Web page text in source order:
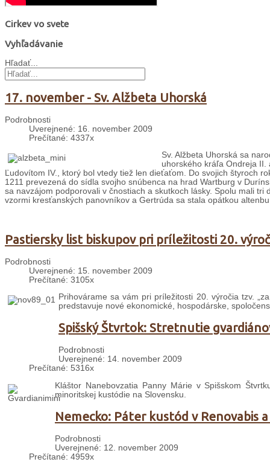
Cirkev vo svete
Vyhľadávanie
Hľadať...
17. november - Sv. Alžbeta Uhorská
Podrobnosti
Uverejnené: 16. november 2009
Prečítané: 4337x
Sv. Alžbeta Uhorská sa
uhorského kráľa Ondreja II.
Ľudovítom IV., ktorý bol vtedy tiež len dieťaťom. Do svojich štyroch
1211 prevezená do sídla svojho snúbenca na hrad Wartburg v
sa navzájom podporovali v čnostiach a skutkoch lásky. Spolu mali
vzormi kresťanských panovníkov a Gertrúda sa stala opátkou
Pastiersky list biskupov pri príležitosti 20.
Podrobnosti
Uverejnené: 15. november 2009
Prečítané: 3105x
Prihovárame sa vám pri príležitosti 20. výročia tzv.
predstavuje nové ekonomické, hospodárske,
Spišský Štvrtok: Stretnutie
Podrobnosti
Uverejnené: 14. november 2009
Prečítané: 5316x
Kláštor Nanebovzatia Panny Márie v Spišskom
minoritskej kustódie na Slovensku.
Nemecko: Páter kustód v Renovabis
Podrobnosti
Uverejnené: 12. november 2009
Prečítané: 4959x